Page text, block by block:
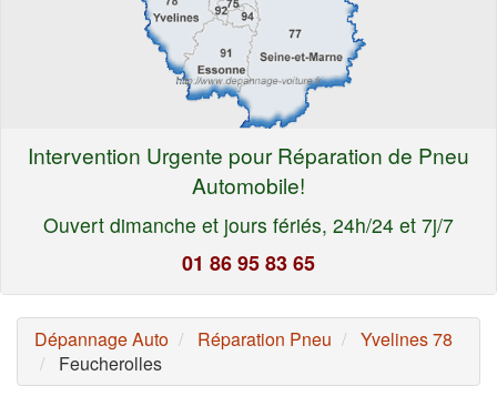
Intervention Urgente pour Réparation de Pneu
Automobile!
Ouvert dimanche et jours fériés, 24h/24 et 7j/7
01 86 95 83 65
Dépannage Auto Réparation Pneu
Yvelines 78
Feucherolles